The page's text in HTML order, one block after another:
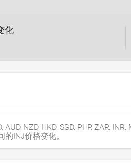
化
NZD, HKD, SGD, PHP, ZAR,
INJ价格变化。